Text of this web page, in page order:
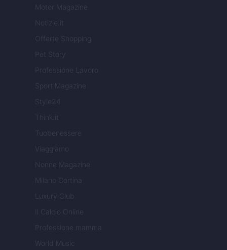
Motor Magazine
Notizie.it
Offerte Shopping
Pet Story
Professione Lavoro
Sport Magazine
Style24
Think.it
Tuobenessere
Viaggiamo
Nonne Magazine
Milano Cortina
Luxury Club
Il Calcio Online
Professione mamma
World Music